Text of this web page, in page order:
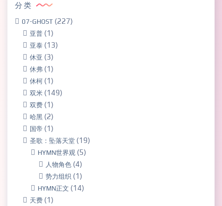
分类
07-GHOST (227)
亚普 (1)
亚泰 (13)
休亚 (3)
休弗 (1)
休柯 (1)
双米 (149)
双费 (1)
哈黑 (2)
国帝 (1)
圣歌：坠落天堂 (19)
HYMN世界观 (5)
人物角色 (4)
势力组织 (1)
HYMN正文 (14)
天费 (1)